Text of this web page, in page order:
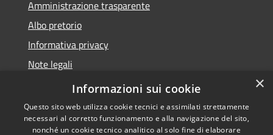
Amministrazione trasparente
Albo pretorio
Informativa privacy
Note legali
Dichiarazione di accessibilità
×
Informazioni sui cookie
Questo sito web utilizza cookie tecnici e assimilati strettamente
necessari al corretto funzionamento e alla navigazione del sito,
nonché un cookie tecnico analitico al solo fine di elaborare